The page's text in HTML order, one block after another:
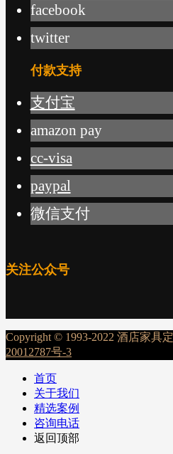
facebook
twitter
付款支持
支付宝
amazon pay
cc-visa
paypal
微信支付
关注公众号
Copyright © 1993-2022 酒店家具
20012787号-3
首页
关于我们
精选案例
咨询电话
返回顶部